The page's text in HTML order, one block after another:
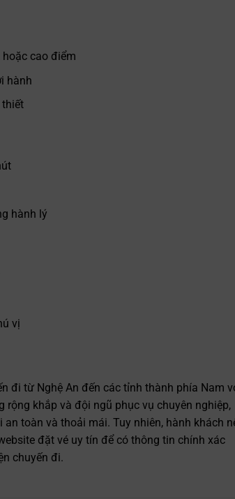
hoặc cao điểm
hành
thiết
hành lý
vị
đi từ Nghệ An đến các tỉnh thành phía Nam
khắp và đội ngũ phục vụ chuyên nghiệp,
toàn và thoải mái. Tuy nhiên, hành khách
đặt vé uy tín để có thông tin chính xác
chuyến đi.